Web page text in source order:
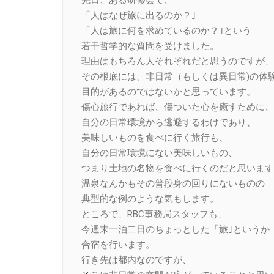
「人はなぜ旅に出るのか？｣
「人は旅に何を求めているのか？｣という
若干哲学的な質問を受けました。
理由はもちろん人それぞれだと思うのですが、
その根底には、非日常（もしくは異日常)の体
目的があるのではないかと思っています。
傷心旅行であれば、傷ついた心を癒すために、
自分の日常環境から逃避するわけであり、
美味しいものを食べに行く旅行も、
自分の日常環境にない美味しいもの、
つまり土地の名物を食べに行くのだと思います
温泉なんかもその普段身の回りにないものの
典型的な例のような気もします。
ところで、RBC事務局スタッフも、
今週末一泊二日のちょっとした「旅｣というか
合宿を行います。
行き先は都内なのですが、